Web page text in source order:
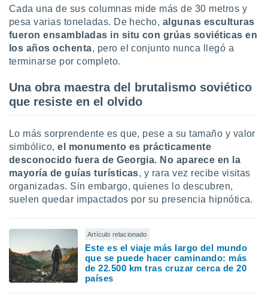
Cada una de sus columnas mide más de 30 metros y
pesa varias toneladas. De hecho, algunas esculturas
fueron ensambladas in situ con grúas soviéticas en
los años ochenta, pero el conjunto nunca llegó a
terminarse por completo.
Una obra maestra del brutalismo soviético
que resiste en el olvido
Lo más sorprendente es que, pese a su tamaño y valor
simbólico,el monumento es prácticamente
desconocido fuera de Georgia. No aparece en la
mayoría de guías turísticas, y rara vez recibe visitas
organizadas. Sin embargo, quienes lo descubren,
suelen quedar impactados por su presencia hipnótica.
Artículo relacionado
Este es el viaje más largo del mundo
que se puede hacer caminando: más
de 22.500 km tras cruzar cerca de 20
países